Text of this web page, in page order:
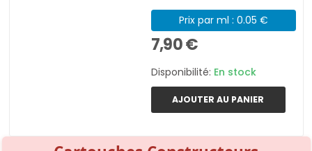
Prix par ml : 0.05 €
7,90 €
Disponibilité: En stock
AJOUTER AU PANIER